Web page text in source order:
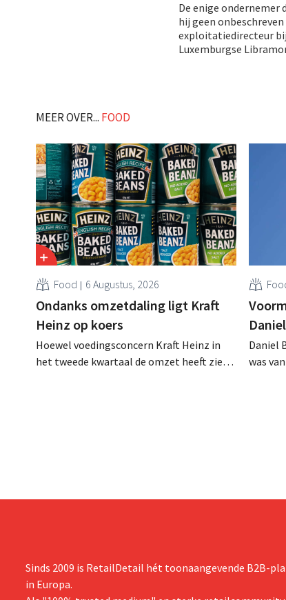
De enige
hij geen
exploitatiedirecteur
Luxemburgse
MEER OVER... FOOD
Food 6 Augustus, 2026
Ondanks omzetdaling ligt Kraft
Heinz op koers
Hoewel voedingsconcern Kraft Heinz in
het tweede kwartaal de omzet heeft zien
Daniel
was
Sinds 2009 is RetailDetail hét toonaangevende B2B-
in Europa.